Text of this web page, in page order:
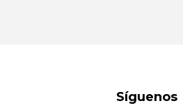
Síguenos